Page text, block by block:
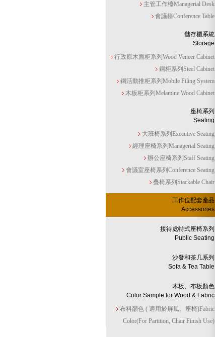
主管工作檯Managerial Desk
會議檯Conference Table
儲存櫃系統
Storage
行政原木面柜系列Wood Veneer Cabinet
鋼柜系列Steel Cabinet
鋼活動推柜系列Mobile Filing System
木板柜系列Melamine Wood Cabinet
座椅系列
Seating
大班椅系列Executive Seating
經理座椅系列Managerial Seating
辦公座椅系列Staff Seating
會議室座椅系列Conference Seating
叠椅系列Stackable Chair
工作位配套產品
Accessories
接待處特式座椅系列
Public Seating
沙發和茶几系列
Sofa & Tea Table
木板、布板顏色
Color Sample for Wood & Fabric
布料顏色 ( 適用於屏風、座椅)Fabric
Color(For Partition, Chair Finish Use)